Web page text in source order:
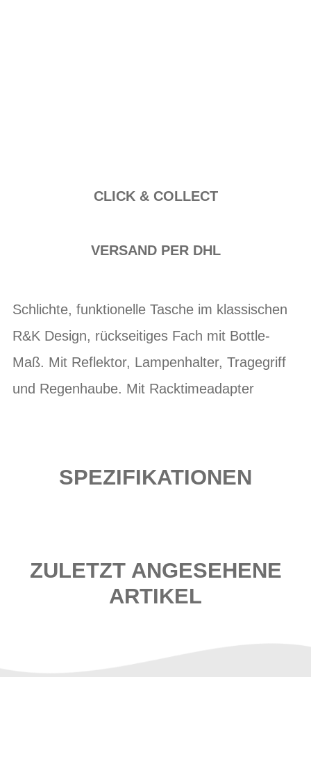
CLICK & COLLECT
VERSAND PER DHL
Schlichte, funktionelle Tasche im klassischen
R&K Design, rückseitiges Fach mit Bottle-
Maß. Mit Reflektor, Lampenhalter, Tragegriff
und Regenhaube. Mit Racktimeadapter
SPEZIFIKATIONEN
ZULETZT ANGESEHENE
ARTIKEL